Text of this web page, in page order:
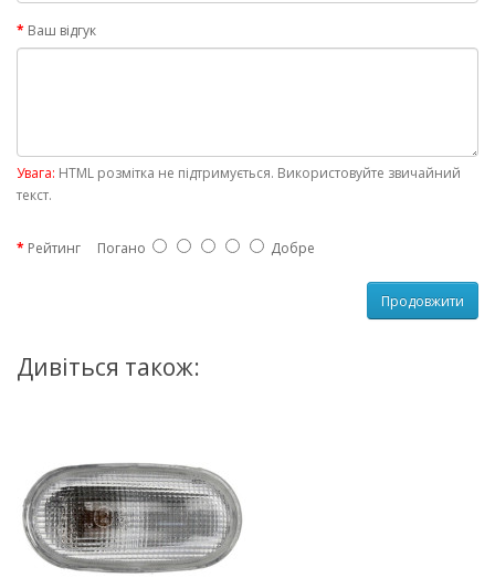
Ваш відгук
Увага: HTML розмітка не підтримується. Використовуйте звичайний
текст.
Рейтинг Погано Добре
Продовжити
Дивіться також: